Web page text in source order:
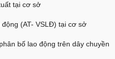
tại cơ sở
(AT- VSLĐ) tại cơ sở
bố lao động trên dây chuyền